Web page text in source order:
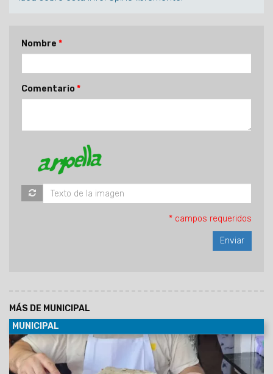
Nombre
Comentario
* campos requeridos
MÁS DE MUNICIPAL
MUNICIPAL
08/08/2026
Empanadas, tamales, humitas, locro, pizzas,
milanesas, minutas y muchas otras especialidades forman
parte de una amplia oferta de comidas caseras que invita a